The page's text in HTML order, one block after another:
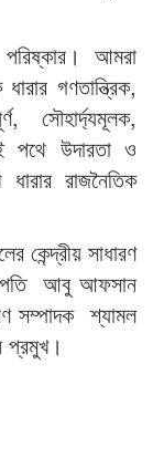
আমরা
গণতান্ত্রিক,
সৌহার্দ্যমূলক,
পথে উদারতা ও
ধারার রাজনৈতিক
কেন্দ্রীয় সাধারণ
আবু আফসান
সম্পাদক শ্যামল
প্রমুখ।